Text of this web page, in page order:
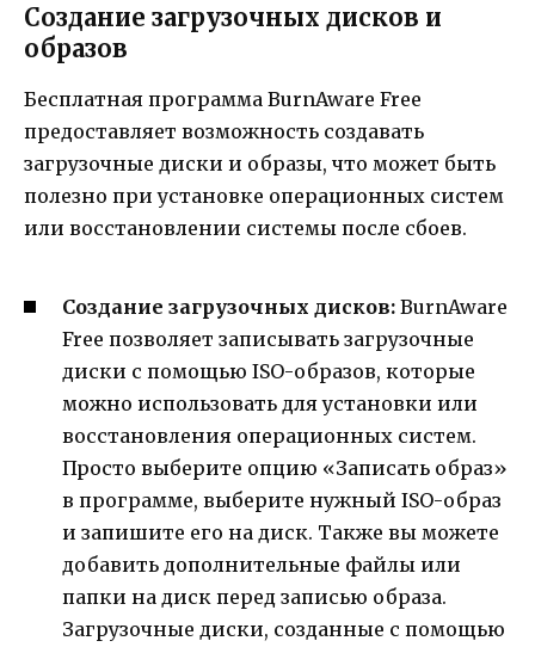
Создание загрузочных дисков и
образов
Бесплатная программа BurnAware Free
предоставляет возможность создавать
загрузочные диски и образы, что может быть
полезно при установке операционных систем
или восстановлении системы после сбоев.
Создание загрузочных дисков: BurnAware
Free позволяет записывать загрузочные
диски с помощью ISO-образов, которые
можно использовать для установки или
восстановления операционных систем.
Просто выберите опцию «Записать образ»
в программе, выберите нужный ISO-образ
и запишите его на диск. Также вы можете
добавить дополнительные файлы или
папки на диск перед записью образа.
Загрузочные диски, созданные с помощью